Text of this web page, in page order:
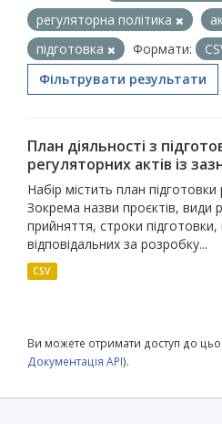
регуляторна політика
підготовка
Формати:
Фільтрувати результати
План діяльності з
регуляторних актів із
Набір містить план підготовки
Зокрема назви проєктів, види
прийняття, строки
відповідальних за розробку...
CSV
Ви можете отримати доступ до
Документація API).